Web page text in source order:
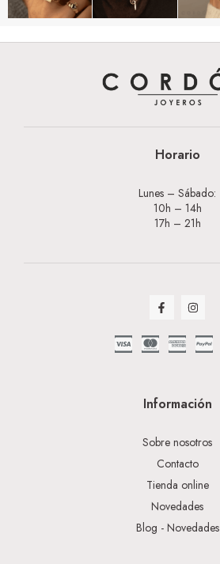
Horario
Lunes – Sábado:
10h – 14h
17h – 21h
Información
Sobre nosotros
Contacto
Tienda online
Novedades
Blog - Novedades